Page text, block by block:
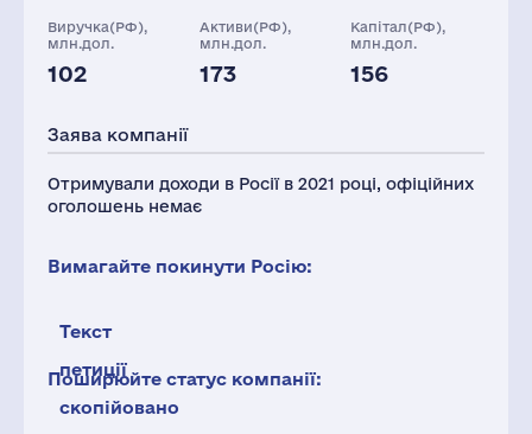
Виручка(РФ),
млн.дол.
102
Активи(РФ),
млн.дол.
173
Капітал(РФ),
млн.дол.
156
78
Заява компанії
Отримували доходи в Росії в 2021 році, офіційних
оголошень немає
Вимагайте покинути Росію:
Текст
петиції
скопійовано
Поширюйте статус компанії: